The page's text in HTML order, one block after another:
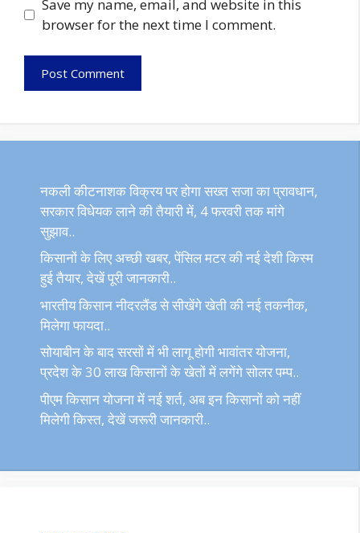
Save my name, email, and website in this
browser for the next time I comment.
नकली कीटनाशक विक्रय पर होगा सख्त सजा का प्रावधान,
सरकार विधेयक लाने की तैयारी में, 4 फरवरी तक मांगे
सुझाव..
किसानों के लिए अच्छी खबर, पेंसिल मटर की नई देशी किस्म
हुई तैयार, देखें पूरी जानकारी..
भारतीय किसान नीदरलैंड से सीखेंगे खेती की नई तकनीक,
मिलेगा फायदा..
सोयाबीन के बाद सरसों में भी लागू होगी भावांतर योजना,
प्रदेश के 30 लाख किसानों के खेतों में लगेंगे सोलर पम्प..
पीएम किसान योजना में नई शर्त, अब इन किसानों को नहीं
मिलेगी किस्त, देखें जरूरी जानकारी..